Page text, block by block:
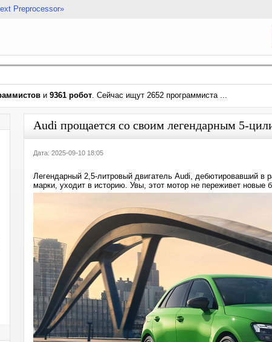
Preprocessor»
и 9361 робот. Сейчас ищут 2652 программиста ...
Audi прощается со своим легендарным 5-
Дата: 2025-09-10 18:05
Легендарный 2,5-литровый двигатель Audi, дебютировавший в
марки, уходит в историю. Увы, этот мотор не переживет новые